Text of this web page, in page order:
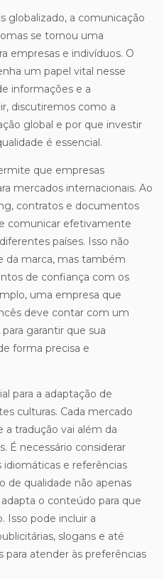
globalizado, a comunicação
se tornou uma
empresas e indivíduos. O
um papel vital nesse
informações e a
discutiremos como a
global e por que investir
é essencial.
que empresas
mercados internacionais. Ao
contratos e documentos
comunicar efetivamente
países. Isso não
da marca, mas também
de confiança com os
uma empresa que
deve contar com um
para garantir que sua
forma precisa e
para a adaptação de
culturas. Cada mercado
a tradução vai além da
É necessário considerar
idiomáticas e referências
de qualidade não apenas
o conteúdo para que
Isso pode incluir a
slogans e até
atender às preferências